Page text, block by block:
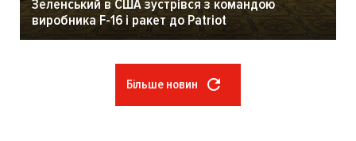
Зеленський в США зустрівся з командою
виробника F-16 і ракет до Patriot
Більше новин